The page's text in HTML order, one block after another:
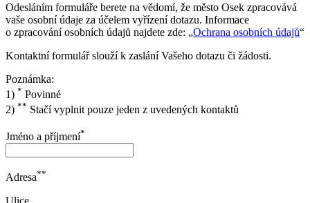
Odesláním formuláře berete na vědomí, že město Osek zpracovává
vaše osobní údaje za účelem vyřízení dotazu. Informace
o zpracování osobních údajů najdete zde: „Ochrana osobních údajů“
Kontaktní formulář slouží k zaslání Vašeho dotazu či žádosti.
Poznámka:
1) * Povinné
2) ** Stačí vyplnit pouze jeden z uvedených kontaktů
Jméno a příjmení*
Adresa**
Ulice